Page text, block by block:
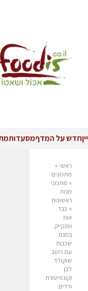
ייןחדש על המדףמסעדות
ראשי »
מתכונים
» מתכוני
מנות
ראשונות
» כבד
אווז
ופנקייק
במנת
שכבות
עם רוטב
שוקולד
לבן
וקונפיטורת
ורדים